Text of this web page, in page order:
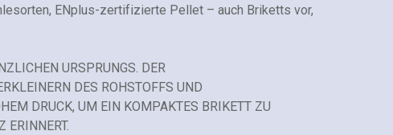
ENplus-zertifizierte Pellet – auch Briketts vor,
URSPRUNGS. DER
DES ROHSTOFFS UND
DRUCK, UM EIN KOMPAKTES BRIKETT ZU
ERINNERT.